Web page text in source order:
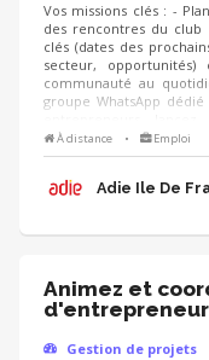
Vos missions clés : -
des rencontres du
clés (dates des
secteur,
communauté au
groupe WhatsApp
l'entraide entre les
d'engagement des
nouvelles thématiques
À distance • Emploi
Adie Ile De
Animez et
Gestion de projets